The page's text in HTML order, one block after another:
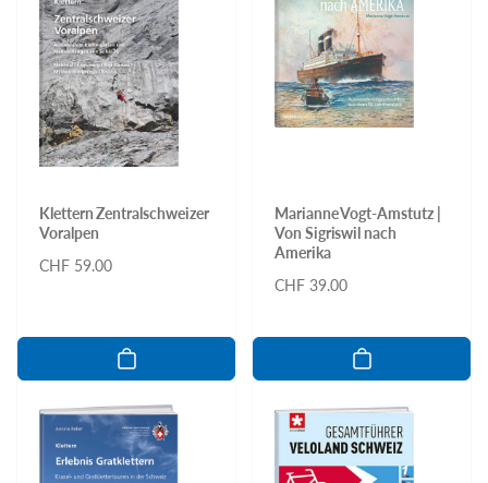
Klettern Zentralschweizer
Voralpen
Normaler
CHF 59.00
Marianne Vogt-Amstutz |
Von Sigriswil nach
Amerika
Normaler
CHF 39.00